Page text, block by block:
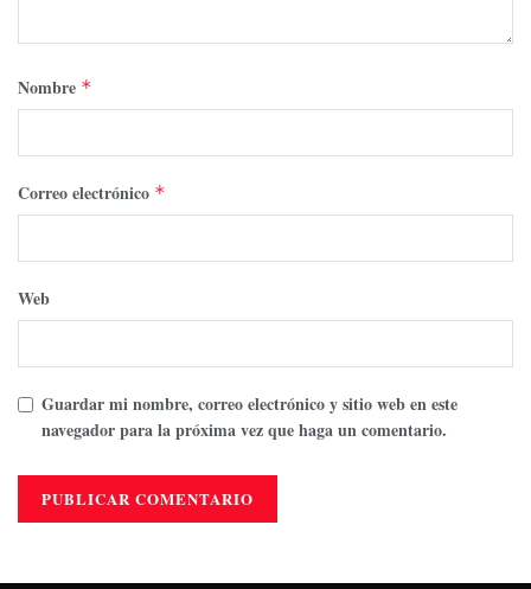
Nombre *
Correo electrónico *
Web
Guardar mi nombre, correo electrónico y sitio web en este
navegador para la próxima vez que haga un comentario.